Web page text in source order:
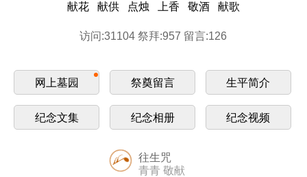
献花 献供 点烛 上香 敬酒 献歌
访问:31104 祭拜:957 留言:126
网上墓园 祭奠留言 生平简介
纪念文集 纪念相册 纪念视频
往生咒
青青 敬献